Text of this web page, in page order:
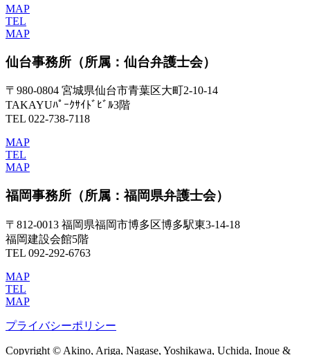
MAP
TEL
MAP
仙台事務所 （所属：仙台弁護士会）
〒980-0804 宮城県仙台市青葉区大町2-10-14
TAKAYUﾊﾟｰｸｻｲﾄﾞﾋﾞﾙ3階
TEL 022-738-7118
MAP
TEL
MAP
福岡事務所 （所属：福岡県弁護士会）
〒812-0013 福岡県福岡市博多区博多駅東3-14-18
福岡建設会館5階
TEL 092-292-6763
MAP
TEL
MAP
プライバシーポリシー
Copyright © Akino, Ariga, Nagase, Yoshikawa, Uchida, Inoue &